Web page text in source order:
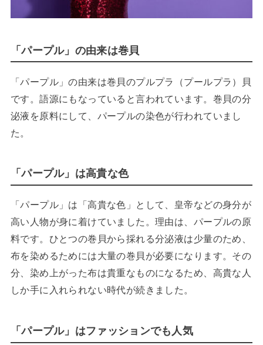
「パープル」の由来は巻貝
「パープル」の由来は巻貝のプルプラ（プールプラ）貝
です。語源にもなっていると言われています。巻貝の分
泌液を原料にして、パープルの染色が行われていまし
た。
「パープル」は高貴な色
「パープル」は「高貴な色」として、皇帝などの身分が
高い人物が身に着けていました。理由は、パープルの原
料です。ひとつの巻貝から採れる分泌液は少量のため、
布を染めるためには大量の巻貝が必要になります。その
分、染め上がった布は貴重なものになるため、高貴な人
しか手に入れられない時代が続きました。
「パープル」はファッションでも人気